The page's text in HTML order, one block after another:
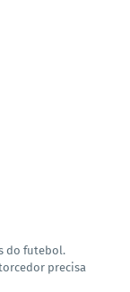
do futebol.
precisa